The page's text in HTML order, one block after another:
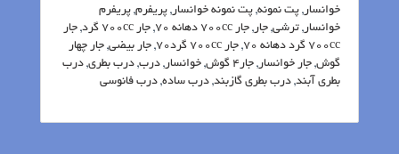
خوانسار, پت نمونه, پت نمونه خوانسار, پریفرم, پریفرم
خوانسار, ترشی, جار, جار 700cc دهانه 70 , جار 700cc گرد , جار
700cc گرد دهانه 70
, جار 700cc گرد70 , جار بیضی, جار چهار
گوش, جار خوانسار, جار4 گوش , خوانسار, درب, درب بطری, درب
بطری آبند, درب بطری گازبند, درب ساده, درب فانوسی